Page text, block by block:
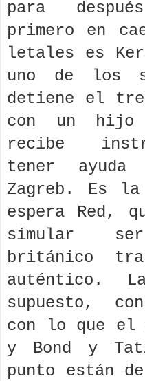
para
primero en
letales es
uno de los
detiene el
con un hijo
recibe
tener ayuda
Zagreb. Es la
espera Red,
simular
británico
auténtico.
supuesto,
con lo que el
y Bond y
punto están